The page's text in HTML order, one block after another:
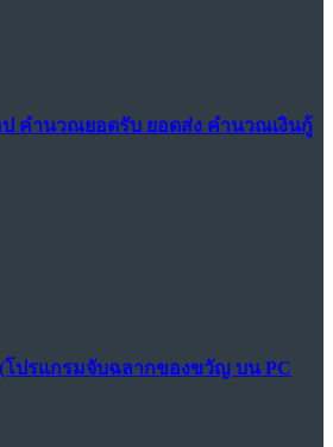
ป คำนวณยอดรับ ยอดส่ง คำนวณเงินกู้
(โปรแกรมจับฉลากของขวัญ บน PC